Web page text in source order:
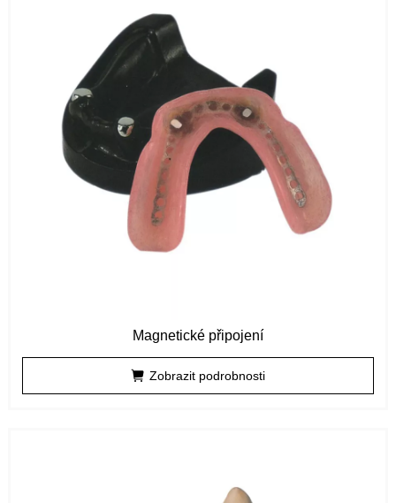
Magnetické připojení
Zobrazit podrobnosti